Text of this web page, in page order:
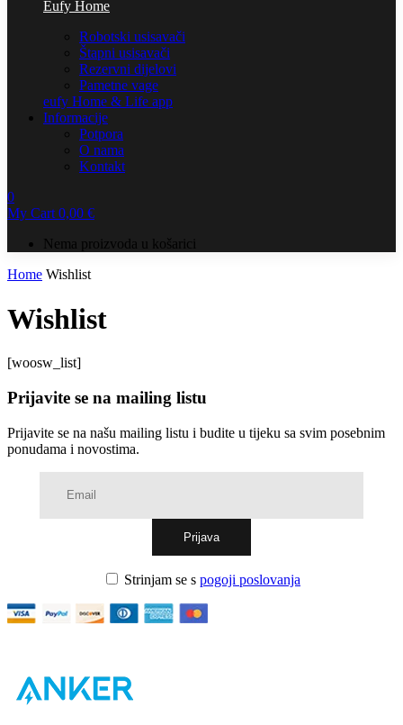
Eufy Home
Robotski usisavači
Štapni usisavači
Rezervni dijelovi
Pametne vage
eufy Home & Life app
Informacije
Potpora
O nama
Kontakt
0
My Cart0,00 €
Nema proizvoda u košarici
Home Wishlist
Wishlist
[woosw_list]
Prijavite se na mailing listu
Prijavite se na našu mailing listu i budite u tijeku sa svim posebnim
ponudama i novostima.
Strinjam se s pogoji poslovanja